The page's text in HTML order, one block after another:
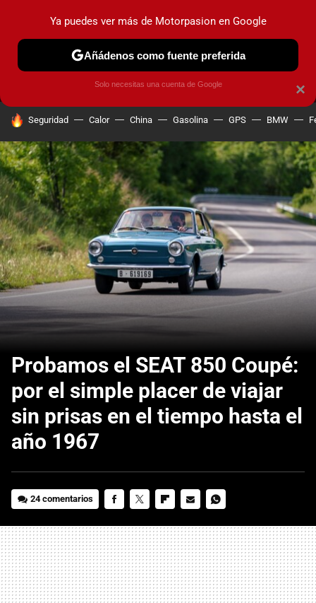
MENÚ NUEVO
COCHES ELÉCTRICOS OBSERVATORIO
HOY SE HABLA DE
Seguridad Calor China Gasolina GPS BMW
Probamos el SEAT 850 Coupé:
por el simple placer de viajar
sin prisas en el tiempo hasta el
año 1967
24 comentarios
MAIL
×
Ya puedes ver más de Motorpasion en Google
Añádenos como fuente preferida
Solo necesitas una cuenta de Google